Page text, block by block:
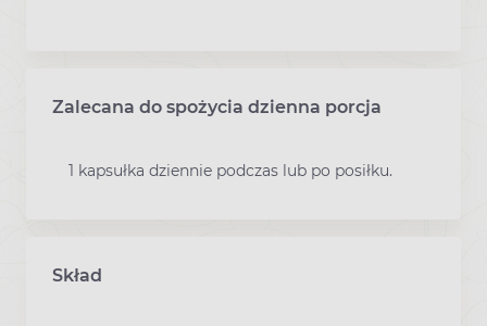
Zalecana do spożycia dzienna porcja
1 kapsułka dziennie podczas lub po posiłku.
Skład